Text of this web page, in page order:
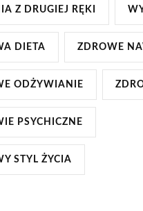
Z DRUGIEJ RĘKI
DIETA ZDROWE
ODŻYWIANIE
PSYCHICZNE
STYL ŻYCIA